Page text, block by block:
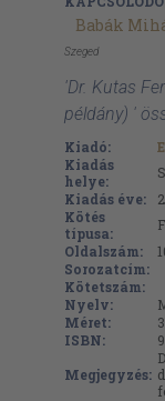
Babák
Szeged
'Dr. Kutas
példány) '
Kiadó:
Kiadás
helye:
Kiadás éve:
Kötés
típusa:
Oldalszám:
Sorozatcím:
Kötetszám:
Nyelv:
Méret:
ISBN:
Megjegyzés: